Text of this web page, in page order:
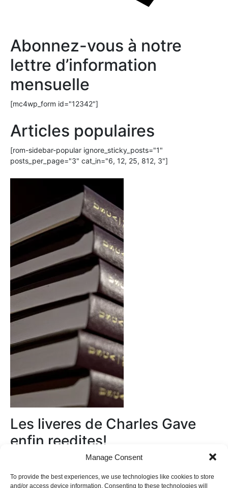
Manage Consent
To provide the best experiences, we use technologies like cookies to store
and/or access device information. Consenting to these technologies will
Abonnez-vous à notre
lettre d’information
mensuelle
[mc4wp_form id="12342"]
Articles populaires
[rom-sidebar-popular ignore_sticky_posts="1"
posts_per_page="3" cat_in="6, 12, 25, 812, 3"]
Les liveres de Charles Gave
enfin reedites!